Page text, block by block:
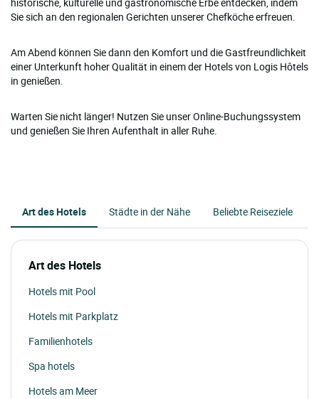
historische, kulturelle und gastronomische Erbe entdecken, indem
Sie sich an den regionalen Gerichten unserer Chefköche erfreuen.
Am Abend können Sie dann den Komfort und die Gastfreundlichkeit
einer Unterkunft hoher Qualität in einem der Hotels von Logis Hôtels
in genießen.
Warten Sie nicht länger! Nutzen Sie unser Online-Buchungssystem
und genießen Sie Ihren Aufenthalt in aller Ruhe.
Art des Hotels Städte in der Nähe Beliebte Reiseziele
Art des Hotels
Hotels mit Pool
Hotels mit Parkplatz
Familienhotels
Spa hotels
Hotels am Meer